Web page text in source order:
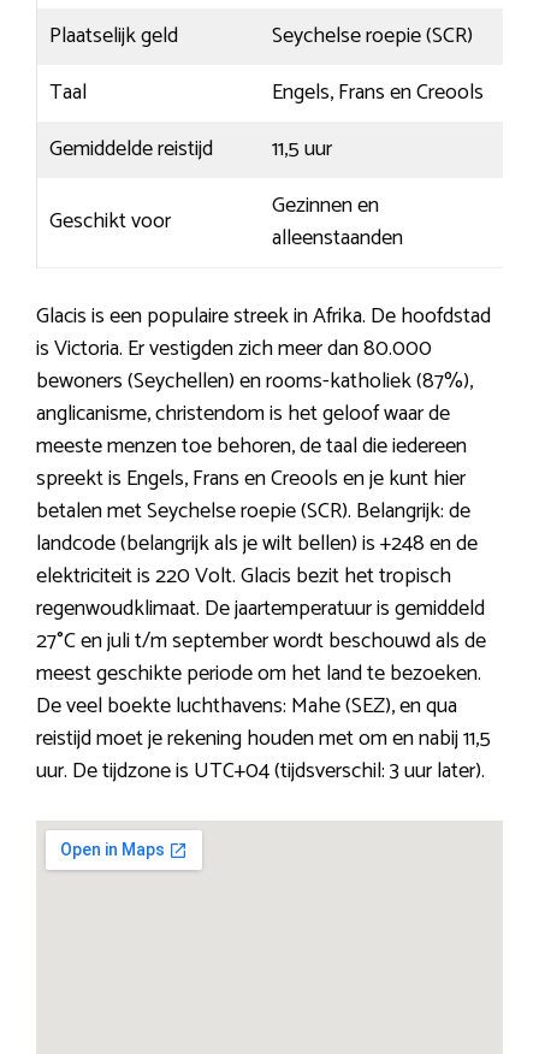
Plaatselijk geld
Seychelse roepie (SCR)
Taal
Engels, Frans en Creools
Gemiddelde reistijd
11,5 uur
Geschikt voor
Gezinnen en
alleenstaanden
Glacis is een populaire streek in Afrika. De hoofdstad
is Victoria. Er vestigden zich meer dan 80.000
bewoners (Seychellen) en rooms-katholiek (87%),
anglicanisme, christendom is het geloof waar de
meeste menzen toe behoren, de taal die iedereen
spreekt is Engels, Frans en Creools en je kunt hier
betalen met Seychelse roepie (SCR). Belangrijk: de
landcode (belangrijk als je wilt bellen) is +248 en de
elektriciteit is 220 Volt. Glacis bezit het tropisch
regenwoudklimaat. De jaartemperatuur is gemiddeld
27°C en juli t/m september wordt beschouwd als de
meest geschikte periode om het land te bezoeken.
De veel boekte luchthavens: Mahe (SEZ), en qua
reistijd moet je rekening houden met om en nabij 11,5
uur. De tijdzone is UTC+04 (tijdsverschil: 3 uur later).